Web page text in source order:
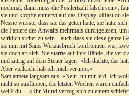
nochmal, dann muss die Postleitzahl falsch sein«,
sie und klopfte entnervt auf das Display. »Hast du
Nessie wusste, dass sie das getan hatte; sie hatte sich
die Papiere des Anwalts mehrmals durchgelesen, um
wirklich sicher zu sein – auch dass sie diese ganze
sie nun mit Sams Wutausbruch konfrontiert war,
sie doch an sich. Sie starrte auf ihre Hände, die
und zittrig auf dem Steuer lagen. »Ich dachte, das
Aber vielleicht hab ich mich vertippt.«
Sam atmete langsam aus. »Nein, tut mir leid. Ich
nicht so ausflippen, die letzten Wochen waren
weißt du …« Ihr Mund verzog sich zu einem